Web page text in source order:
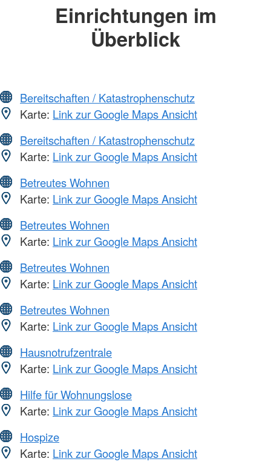
Einrichtungen im
Überblick
Bereitschaften / Katastrophenschutz
Karte: Link zur Google Maps Ansicht
Bereitschaften / Katastrophenschutz
Karte: Link zur Google Maps Ansicht
Betreutes Wohnen
Karte: Link zur Google Maps Ansicht
Betreutes Wohnen
Karte: Link zur Google Maps Ansicht
Betreutes Wohnen
Karte: Link zur Google Maps Ansicht
Betreutes Wohnen
Karte: Link zur Google Maps Ansicht
Hausnotrufzentrale
Karte: Link zur Google Maps Ansicht
Hilfe für Wohnungslose
Karte: Link zur Google Maps Ansicht
Hospize
Karte: Link zur Google Maps Ansicht